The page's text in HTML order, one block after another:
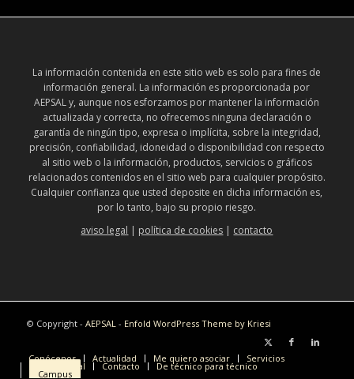
La información contenida en este sitio web es solo para fines de
información general. La información es proporcionada por
AEPSAL y, aunque nos esforzamos por mantener la información
actualizada y correcta, no ofrecemos ninguna declaración o
garantía de ningún tipo, expresa o implícita, sobre la integridad,
precisión, confiabilidad, idoneidad o disponibilidad con respecto
al sitio web o la información, productos, servicios o gráficos
relacionados contenidos en el sitio web para cualquier propósito.
Cualquier confianza que usted deposite en dicha información es,
por lo tanto, bajo su propio riesgo.
aviso legal | política de cookies | contacto
© Copyright - AEPSAL- Enfold WordPress Theme by Kriesi
Conócenos Actualidad Me quiero asociar Servicios
Internacional Contacto De técnico para técnico
Campus